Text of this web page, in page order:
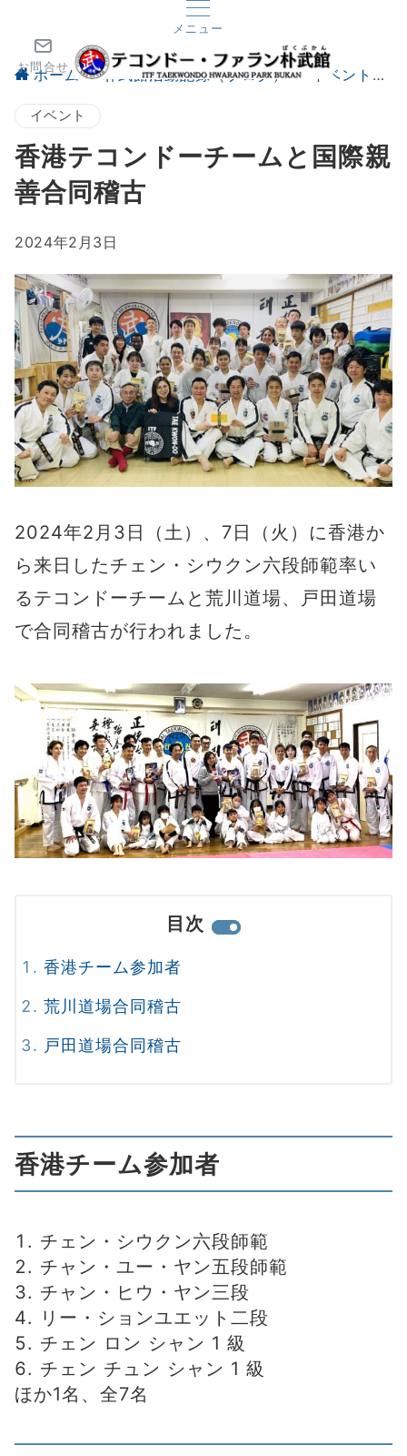
メニュー
お問合せ
ホーム 朴武館活動記録（ブログ） イベント
イベント
香港テコンドーチームと国際親
善合同稽古
2024年2月3日
2024年2月3日（土）、7日（火）に香港か
ら来日したチェン・シウクン六段師範率い
るテコンドーチームと荒川道場、戸田道場
で合同稽古が行われました。
目次
香港チーム参加者
荒川道場合同稽古
戸田道場合同稽古
香港チーム参加者
チェン・シウクン六段師範
チャン・ユー・ヤン五段師範
チャン・ヒウ・ヤン三段
リー・ションユエット二段
チェン ロン シャン 1 級
チェン チュン シャン 1 級
ほか1名、全7名